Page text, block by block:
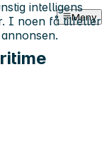
Meny
intelligens
I noen få tilfeller